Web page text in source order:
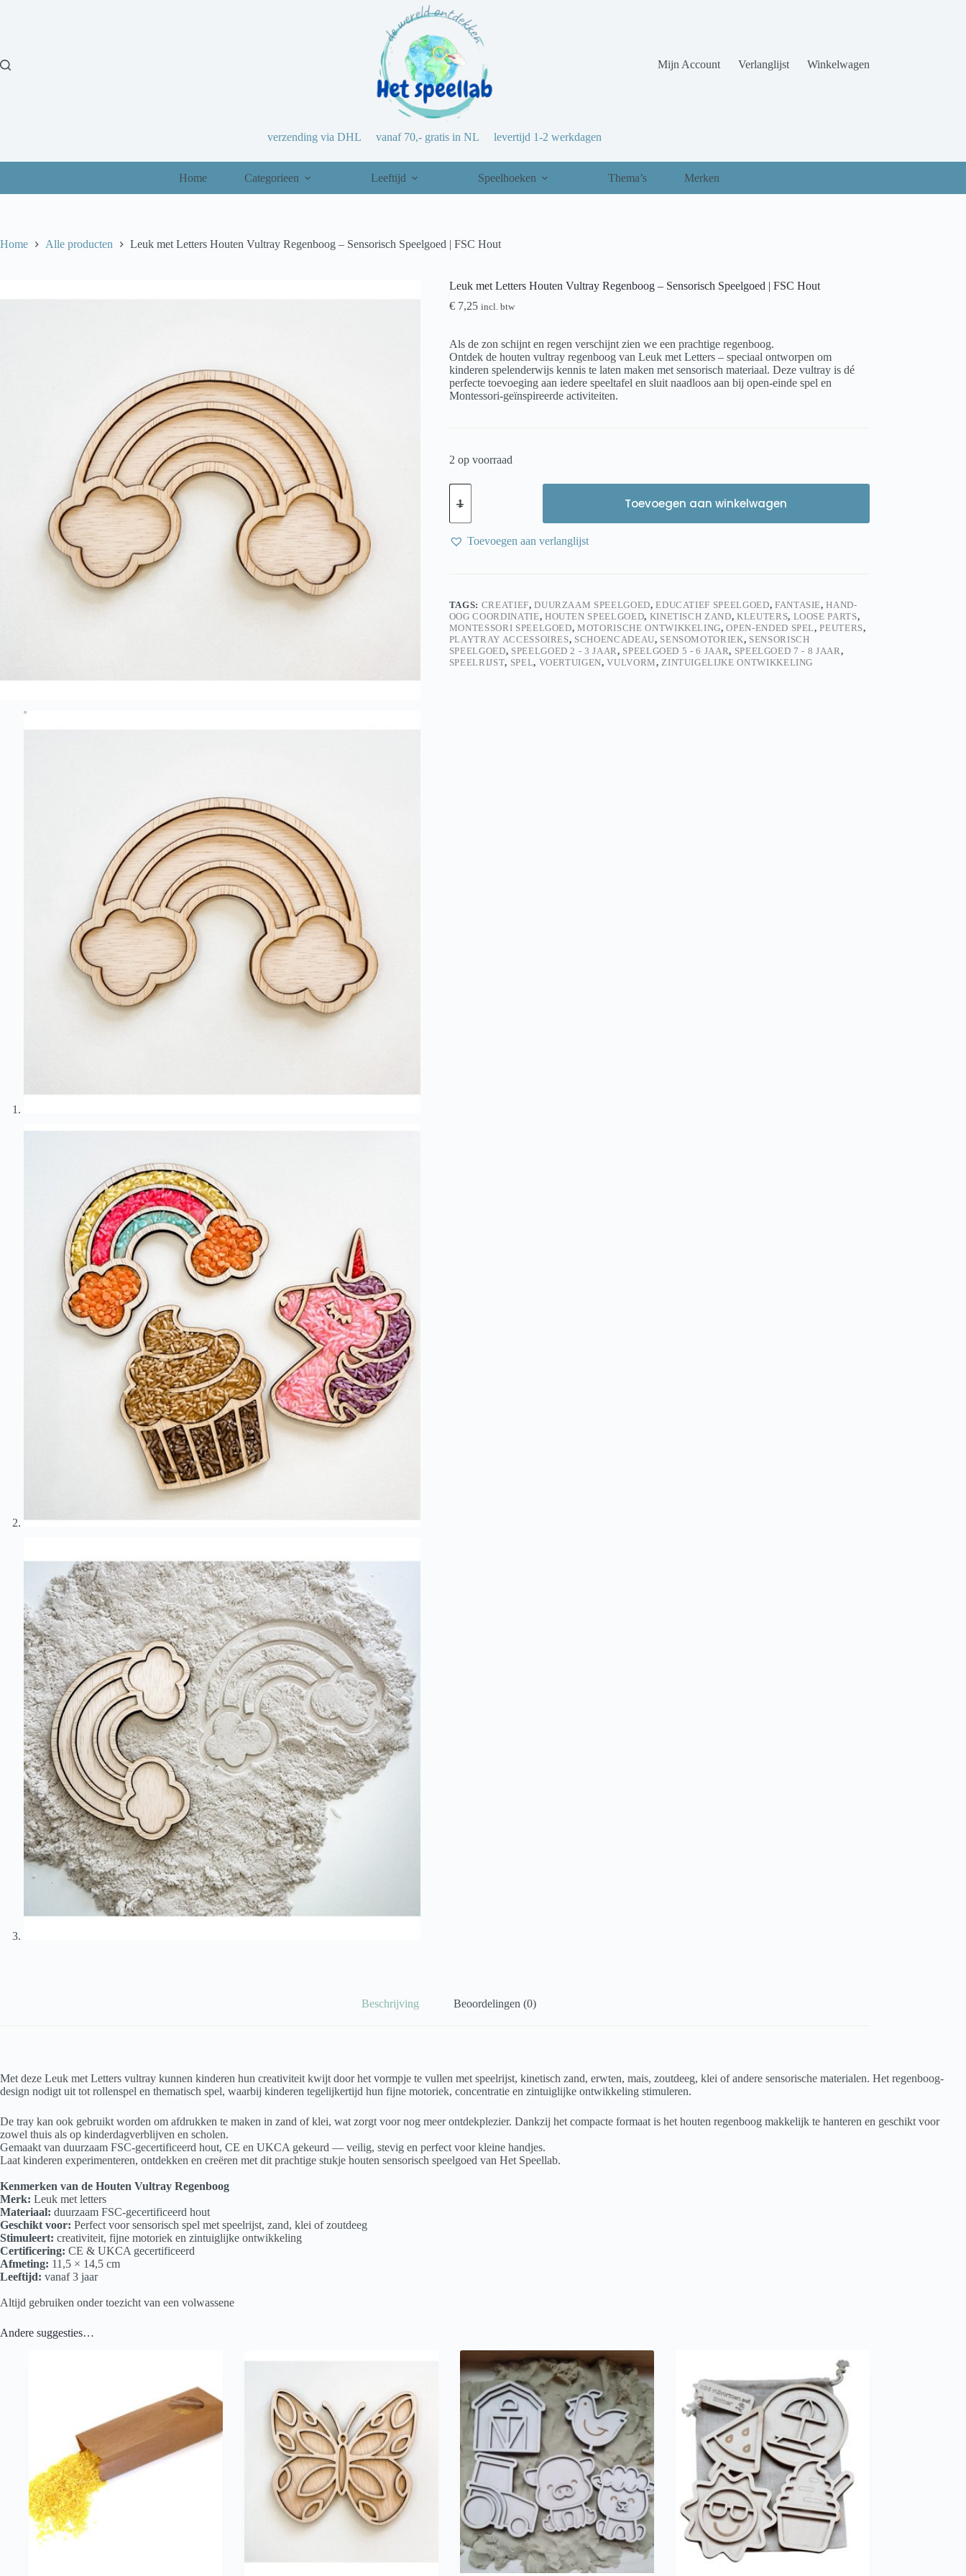
Mijn Account
Verlanglijst Winkelwagen
verzending via DHL vanaf 70,- gratis in NL levertijd 1-2 werkdagen
Home Categorieen Leeftijd Speelhoeken Thema’s Merken
Home Alle producten Leuk met Letters Houten Vultray Regenboog – Sensorisch Speelgoed | FSC Hout
Leuk met Letters Houten Vultray Regenboog – Sensorisch Speelgoed | FSC Hout
€7,25 incl. btw
Als de zon schijnt en regen verschijnt zien we een prachtige regenboog.
Ontdek de houten vultray regenboog van Leuk met Letters – speciaal ontworpen om
kinderen spelenderwijs kennis te laten maken met sensorisch materiaal. Deze vultray is dé
perfecte toevoeging aan iedere speeltafel en sluit naadloos aan bij open-einde spel en
Montessori-geïnspireerde activiteiten.
2 op voorraad
Leuk
met
Houten
Vultray
Regenboog
|
FSC
Hout
aantal
Toevoegen aan winkelwagen
Toevoegen aan verlanglijst
TAGS: CREATIEF,DUURZAAM SPEELGOED,EDUCATIEF SPEELGOED, FANTASIE,HAND-
OOG COORDINATIE, HOUTEN SPEELGOED, KINETISCH ZAND,KLEUTERS, LOOSE PARTS,
MONTESSORI SPEELGOED,MOTORISCHE ONTWIKKELING,OPEN-ENDED SPEL,PEUTERS,
PLAYTRAY ACCESSOIRES, SCHOENCADEAU, SENSOMOTORIEK, SENSORISCH
SPEELGOED, SPEELGOED 2 - 3 JAAR, SPEELGOED 5 - 6 JAAR, SPEELGOED 7 - 8 JAAR,
SPEELRIJST, SPEL, VOERTUIGEN,VULVORM,ZINTUIGELIJKE ONTWIKKELING
Beschrijving Beoordelingen (0)
Met deze Leuk met Letters vultray kunnen kinderen hun creativiteit kwijt door het vormpje te vullen met speelrijst, kinetisch zand, erwten, mais, zoutdeeg, klei of andere sensorische materialen. Het regenboog-
design nodigt uit tot rollenspel en thematisch spel, waarbij kinderen tegelijkertijd hun fijne motoriek, concentratie en zintuiglijke ontwikkeling stimuleren.
De tray kan ook gebruikt worden om afdrukken te maken in zand of klei, wat zorgt voor nog meer ontdekplezier. Dankzij het compacte formaat is het houten regenboog makkelijk te hanteren en geschikt voor
zowel thuis als op kinderdagverblijven en scholen.
Gemaakt van duurzaam FSC-gecertificeerd hout, CE en UKCA gekeurd — veilig, stevig en perfect voor kleine handjes.
Laat kinderen experimenteren, ontdekken en creëren met dit prachtige stukje houten sensorisch speelgoed van Het Speellab.
Kenmerken van de Houten Vultray Regenboog
Merk: Leuk met letters
Materiaal: duurzaam FSC-gecertificeerd hout
Geschikt voor: Perfect voor sensorisch spel met speelrijst, zand, klei of zoutdeeg
Stimuleert: creativiteit, fijne motoriek en zintuiglijke ontwikkeling
Certificering: CE & UKCA gecertificeerd
Afmeting: 11,5 × 14,5 cm
Leeftijd: vanaf 3 jaar
Altijd gebruiken onder toezicht van een volwassene
Andere suggesties…